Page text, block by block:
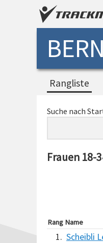
Rangliste
Suche nach
Frauen 18-
Rang Name
1. Scheibli